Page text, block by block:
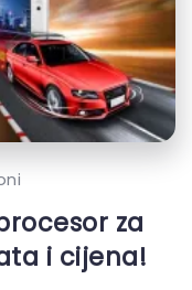
za
i cijena!